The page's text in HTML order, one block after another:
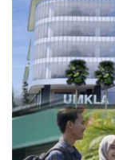
besar di Indonesia kini